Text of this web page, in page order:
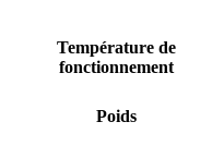
Température de
fonctionnement
Poids